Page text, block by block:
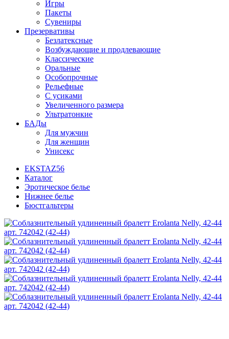
Игры
Пакеты
Сувениры
Презервативы
Безлатексные
Возбуждающие и продлевающие
Классические
Оральные
Особопрочные
Рельефные
С усиками
Увеличенного размера
Ультратонкие
БАДы
Для мужчин
Для женщин
Унисекс
EKSTAZ56
Каталог
Эротическое белье
Нижнее белье
Бюстгальтеры